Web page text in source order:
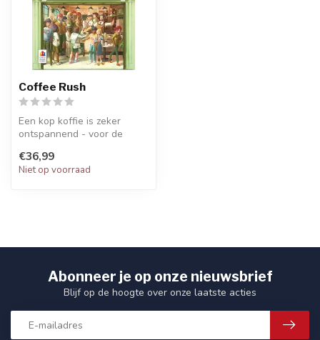
Coffee Rush
Een kop koffie is zeker
ontspannend - voor de
koffiebar stap...
€36,99
Niet op voorraad
Abonneer je op onze nieuwsbrief
Blijf op de hoogte over onze laatste acties